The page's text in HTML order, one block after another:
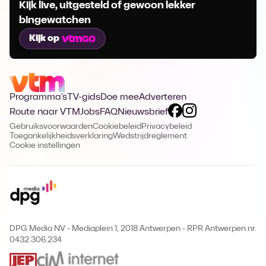
Kijk live, uitgesteld of gewoon lekker
bingewatchen
Kijk op
Programma's TV-gidsDoe meeAdverteren
Route naar VTMJobsFAQNieuwsbrief
GebruiksvoorwaardenCookiebeleid Privacybeleid
ToegankelijkheidsverklaringWedstrijdreglement
Cookie instellingen
DPG Media NV - Mediaplein 1, 2018 Antwerpen - RPR Antwerpen nr.
0432.306.234